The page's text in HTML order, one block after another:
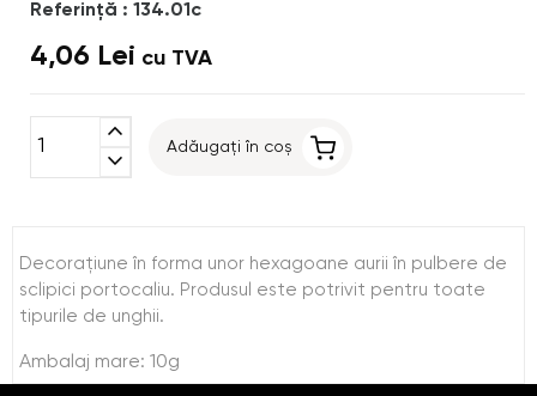
Referinţă : 134.01c
4,06 Lei cu TVA
expand_less
expand_more
Adăugați în coș
Decoraţiune în forma unor hexagoane aurii în pulbere de
sclipici portocaliu. Produsul este potrivit pentru toate
tipurile de unghii.
Ambalaj mare: 10g